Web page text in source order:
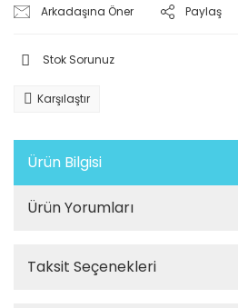
Arkadaşına Öner Paylaş
Stok Sorunuz
Karşılaştır
Ürün Bilgisi
Ürün Yorumları
Taksit Seçenekleri